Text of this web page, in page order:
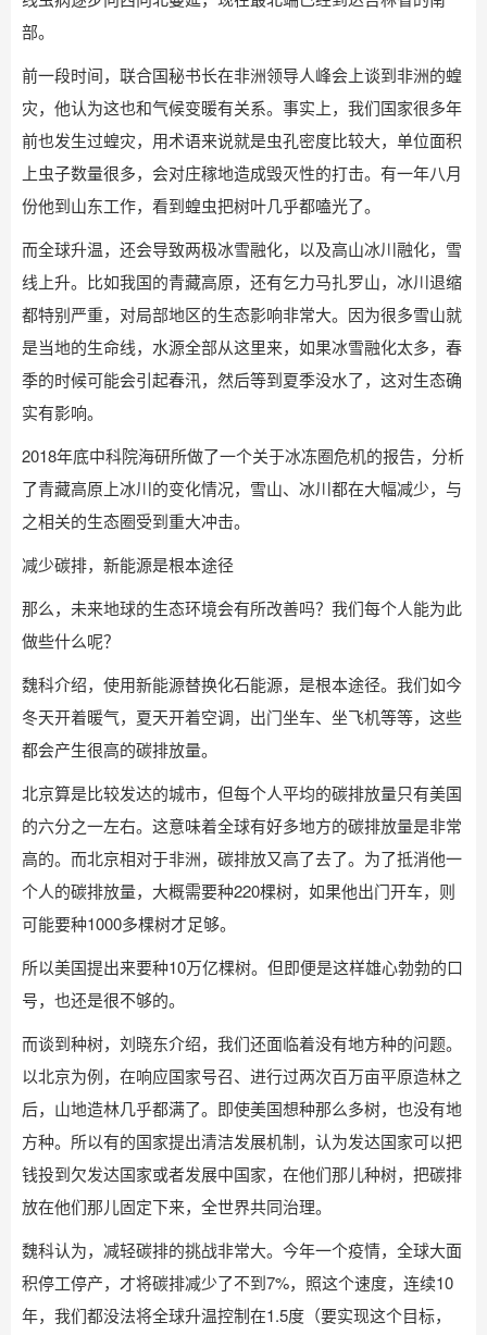
部。
前一段时间，联合国秘书长在非洲领导人峰会上谈到非洲的蝗
灾，他认为这也和气候变暖有关系。事实上，我们国家很多年
前也发生过蝗灾，用术语来说就是虫孔密度比较大，单位面积
上虫子数量很多，会对庄稼地造成毁灭性的打击。有一年八月
份他到山东工作，看到蝗虫把树叶几乎都嗑光了。
而全球升温，还会导致两极冰雪融化，以及高山冰川融化，雪
线上升。比如我国的青藏高原，还有乞力马扎罗山，冰川退缩
都特别严重，对局部地区的生态影响非常大。因为很多雪山就
是当地的生命线，水源全部从这里来，如果冰雪融化太多，春
季的时候可能会引起春汛，然后等到夏季没水了，这对生态确
实有影响。
2018年底中科院海研所做了一个关于冰冻圈危机的报告，分析
了青藏高原上冰川的变化情况，雪山、冰川都在大幅减少，与
之相关的生态圈受到重大冲击。
减少碳排，新能源是根本途径
那么，未来地球的生态环境会有所改善吗？我们每个人能为此
做些什么呢？
魏科介绍，使用新能源替换化石能源，是根本途径。我们如今
冬天开着暖气，夏天开着空调，出门坐车、坐飞机等等，这些
都会产生很高的碳排放量。
北京算是比较发达的城市，但每个人平均的碳排放量只有美国
的六分之一左右。这意味着全球有好多地方的碳排放量是非常
高的。而北京相对于非洲，碳排放又高了去了。为了抵消他一
个人的碳排放量，大概需要种220棵树，如果他出门开车，则
可能要种1000多棵树才足够。
所以美国提出来要种10万亿棵树。但即便是这样雄心勃勃的口
号，也还是很不够的。
而谈到种树，刘晓东介绍，我们还面临着没有地方种的问题。
以北京为例，在响应国家号召、进行过两次百万亩平原造林之
后，山地造林几乎都满了。即使美国想种那么多树，也没有地
方种。所以有的国家提出清洁发展机制，认为发达国家可以把
钱投到欠发达国家或者发展中国家，在他们那儿种树，把碳排
放在他们那儿固定下来，全世界共同治理。
魏科认为，减轻碳排的挑战非常大。今年一个疫情，全球大面
积停工停产，才将碳排减少了不到7%，照这个速度，连续10
年，我们都没法将全球升温控制在1.5度（要实现这个目标，